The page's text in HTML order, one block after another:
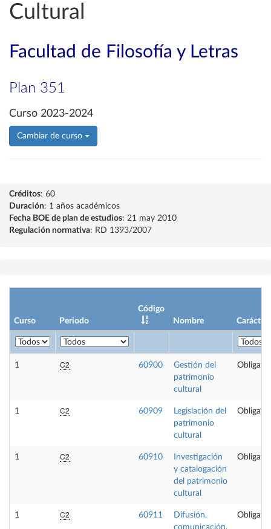
Cultural
Facultad de Filosofía y Letras
Plan 351
Curso 2023-2024
Cambiar de curso
Créditos: 60
Duración: 1 años académicos
Fecha BOE de plan de estudios: 21 may 2010
Regulación normativa: RD 1393/2007
Curso Periodo
Código
Nombre
Carácter
1 C2 60900
Gestión del
patrimonio
cultural
1 C2 60909
Legislación del
patrimonio
cultural
1 C2 60910
Investigación
y catalogación
del patrimonio
cultural
1 C2 60911
Difusión,
comunicación,